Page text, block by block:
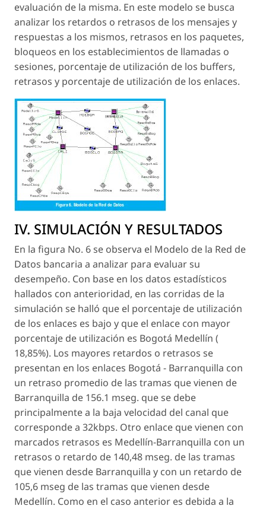
evaluación de la misma. En este modelo se busca
analizar los retardos o retrasos de los mensajes y
respuestas a los mismos, retrasos en los paquetes,
bloqueos en los establecimientos de llamadas o
sesiones, porcentaje de utilización de los buffers,
retrasos y porcentaje de utilización de los enlaces.
IV. SIMULACIÓN Y RESULTADOS
En la figura No. 6 se observa el Modelo de la Red de
Datos bancaria a analizar para evaluar su
desempeño. Con base en los datos estadísticos
hallados con anterioridad, en las corridas de la
simulación se halló que el porcentaje de utilización
de los enlaces es bajo y que el enlace con mayor
porcentaje de utilización es Bogotá Medellín (
18,85%). Los mayores retardos o retrasos se
presentan en los enlaces Bogotá - Barranquilla con
un retraso promedio de las tramas que vienen de
Barranquilla de 156.1 mseg. que se debe
principalmente a la baja velocidad del canal que
corresponde a 32kbps. Otro enlace que vienen con
marcados retrasos es Medellín-Barranquilla con un
retrasos o retardo de 140,48 mseg. de las tramas
que vienen desde Barranquilla y con un retardo de
105,6 mseg de las tramas que vienen desde
Medellín. Como en el caso anterior es debida a la